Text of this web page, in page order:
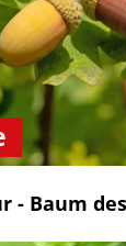
- Baum